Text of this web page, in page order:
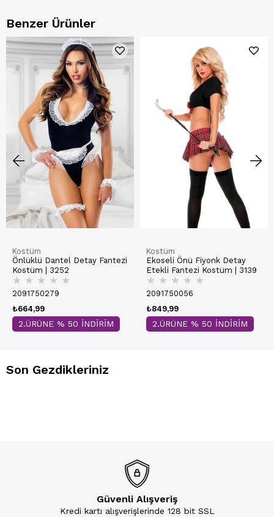
Benzer Ürünler
Kostüm
Önlüklü Dantel Detay Fantezi
Kostüm | 3252
★ ★ ★ ★ ★
2091750279
₺664,99
2.ÜRÜNE % 50 İNDİRİM
Kostüm
Ekoseli Önü Fiyonk Detay
Etekli Fantezi Kostüm | 3139
★ ★ ★ ★ ★
2091750056
₺849,99
2.ÜRÜNE % 50 İNDİRİM
Son Gezdikleriniz
Güvenli Alışveriş
Kredi kartı alışverişlerinde 128 bit SSL